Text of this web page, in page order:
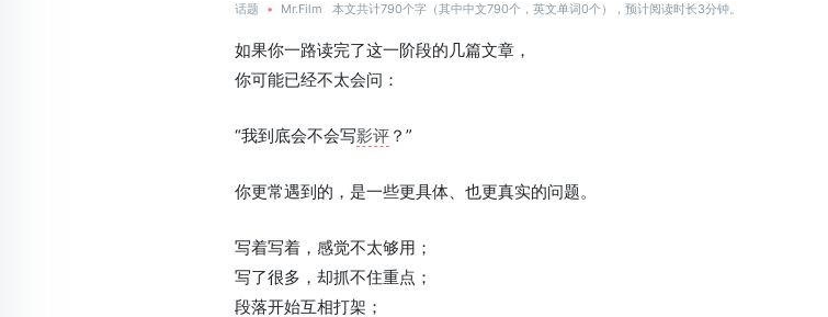
话题 • Mr.Film 本文共计790个字（其中中文790个，英文单词0个），预计阅读时长3分钟。
如果你一路读完了这一阶段的几篇文章，
你可能已经不太会问：
“我到底会不会写影评 ？”
你更常遇到的，是一些更具体、也更真实的问题。
写着写着，感觉不太够用；
写了很多，却抓不住重点；
段落开始互相打架；